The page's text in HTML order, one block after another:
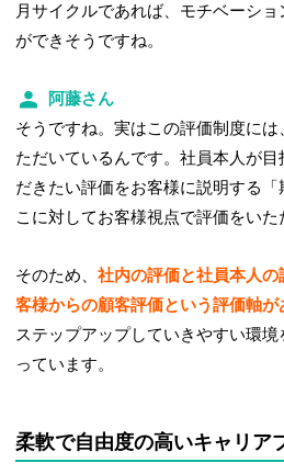
月サイクルであれば、モチベーシ
ができそうですね。
阿藤さん
そうですね。実はこの評価制度に
ただいているんです。社員本人が
だきたい評価をお客様に説明する
こに対してお客様視点で評価をいた
そのため、社内の評価と社員本人
客様からの顧客評価という評価軸が
ステップアップしていきやすい環
っています。
柔軟で自由度の高いキャリア